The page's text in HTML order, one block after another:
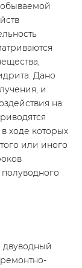
Дано
и
на
ходе которых
или иного
двуводный